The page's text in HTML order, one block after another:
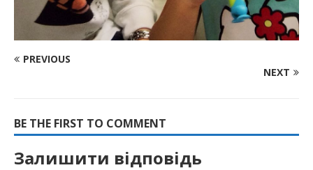
PREVIOUS
NEXT
BE THE FIRST TO COMMENT
Залишити відповідь